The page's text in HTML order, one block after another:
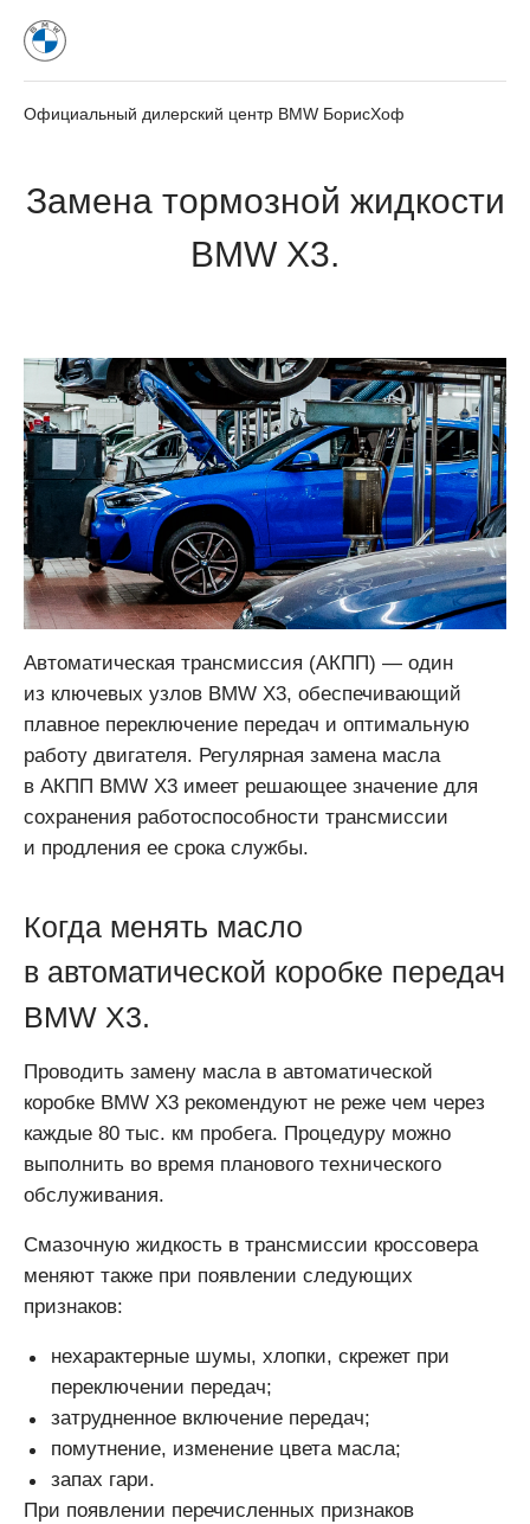
Официальный дилерский центр BMW БорисХоф
Замена тормозной жидкости
BMW X3.
Автоматическая трансмиссия (АКПП) — один
из ключевых узлов BMW X3, обеспечивающий
плавное переключение передач и оптимальную
работу двигателя. Регулярная замена масла
в АКПП BMW X3 имеет решающее значение для
сохранения работоспособности трансмиссии
и продления ее срока службы.
Когда менять масло
в автоматической коробке передач
BMW X3.
Проводить замену масла в автоматической
коробке BMW X3 рекомендуют не реже чем через
каждые 80 тыс. км пробега. Процедуру можно
выполнить во время планового технического
обслуживания.
Смазочную жидкость в трансмиссии кроссовера
меняют также при появлении следующих
признаков:
нехарактерные шумы, хлопки, скрежет при
переключении передач;
затрудненное включение передач;
помутнение, изменение цвета масла;
запах гари.
При появлении перечисленных признаков